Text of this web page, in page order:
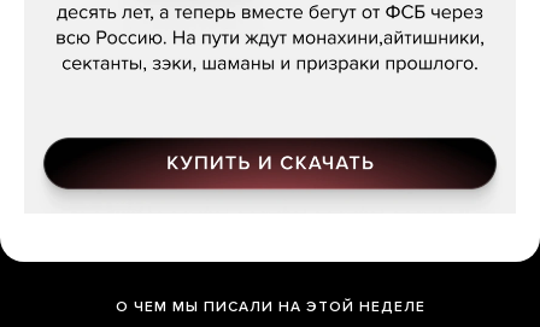
О ЧЕМ МЫ ПИСАЛИ НА ЭТОЙ НЕДЕЛЕ